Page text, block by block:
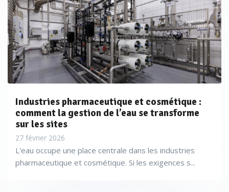
Industries pharmaceutique et cosmétique :
comment la gestion de l’eau se transforme
sur les sites
27 février 2026
L'eau occupe une place centrale dans les industries
pharmaceutique et cosmétique. Si les exigences s...